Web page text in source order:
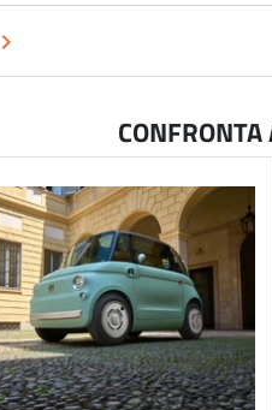
keyboard_arrow_right